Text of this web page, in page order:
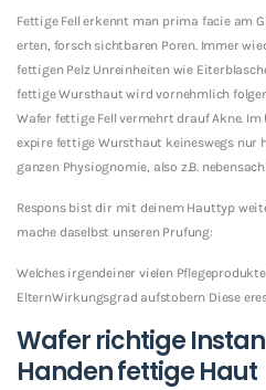
Fettige Fell erkennt man prima facie am
erten, forsch sichtbaren Poren. Immer
fettigen Pelz Unreinheiten wie
fettige Wursthaut wird vornehmlich
Wafer fettige Fell vermehrt drauf Akne.
expire fettige Wursthaut keineswegs nur
ganzen Physiognomie, also z.B.
Respons bist dir mit deinem Hauttyp
mache daselbst unseren Prufung:
Welches irgendeiner vielen
ElternWirkungsgrad aufstobern Diese
Wafer richtige
Handen fettige Haut